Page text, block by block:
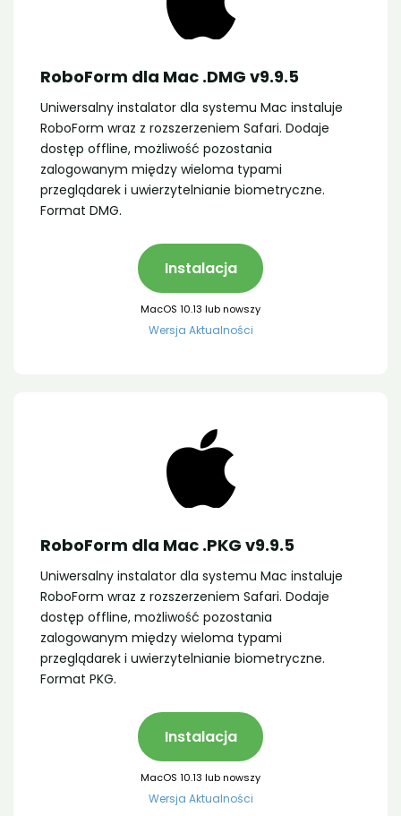
RoboForm dla Mac .DMG v9.9.5
Uniwersalny instalator dla systemu Mac instaluje
RoboForm wraz z rozszerzeniem Safari. Dodaje
dostęp offline, możliwość pozostania
zalogowanym między wieloma typami
przeglądarek i uwierzytelnianie biometryczne.
Format DMG.
Instalacja
MacOS 10.13 lub nowszy
Wersja Aktualności
RoboForm dla Mac .PKG v9.9.5
Uniwersalny instalator dla systemu Mac instaluje
RoboForm wraz z rozszerzeniem Safari. Dodaje
dostęp offline, możliwość pozostania
zalogowanym między wieloma typami
przeglądarek i uwierzytelnianie biometryczne.
Format PKG.
Instalacja
MacOS 10.13 lub nowszy
Wersja Aktualności